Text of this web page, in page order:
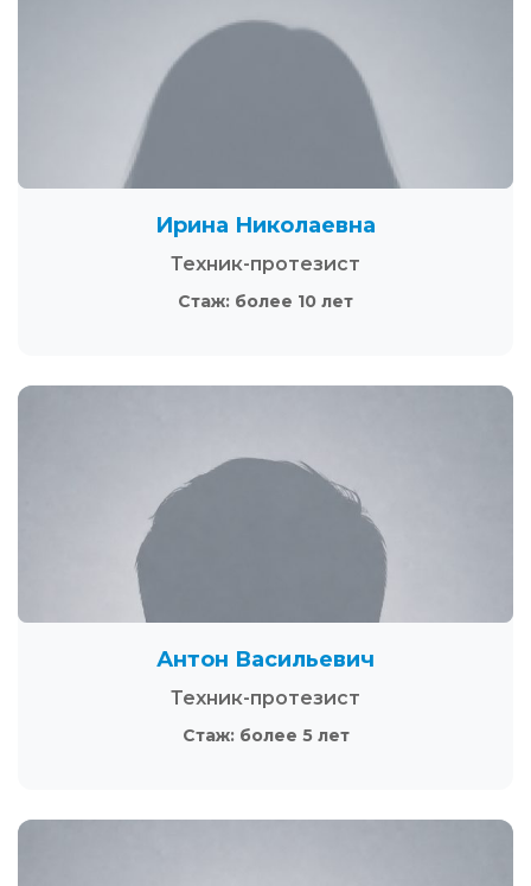
Ирина Николаевна
Техник-протезист
Стаж: более 10 лет
Антон Васильевич
Техник-протезист
Стаж: более 5 лет